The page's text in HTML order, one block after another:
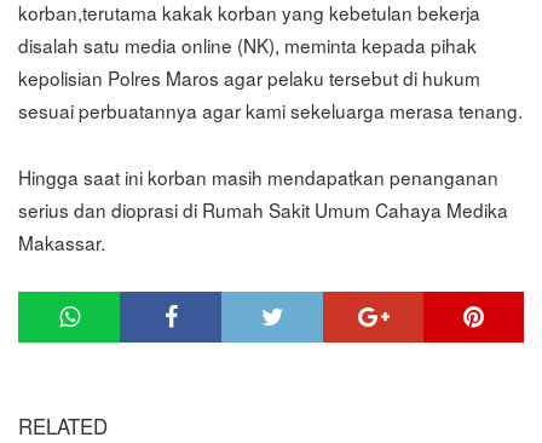
korban,terutama kakak korban yang kebetulan bekerja
disalah satu media online (NK), meminta kepada pihak
kepolisian Polres Maros agar pelaku tersebut di hukum
sesuai perbuatannya agar kami sekeluarga merasa tenang.
Hingga saat ini korban masih mendapatkan penanganan
serius dan dioprasi di Rumah Sakit Umum Cahaya Medika
Makassar.
RELATED